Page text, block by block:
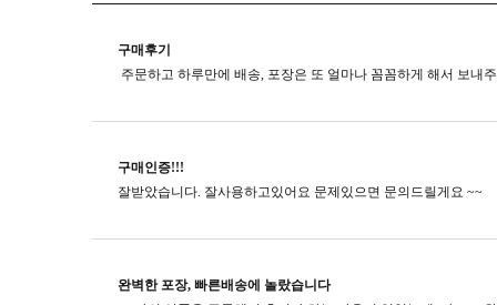
구매후기
구매인증!!!
잘받았습니다. 잘사용하고있어요 문제있으면 문의드릴게요 ~~
완벽한 포장, 빠른배송에 놀랐습니다